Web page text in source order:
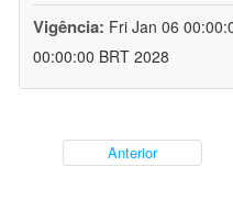
Vigência: Fri Jan 06
00:00:00 BRT 2028
Anterior